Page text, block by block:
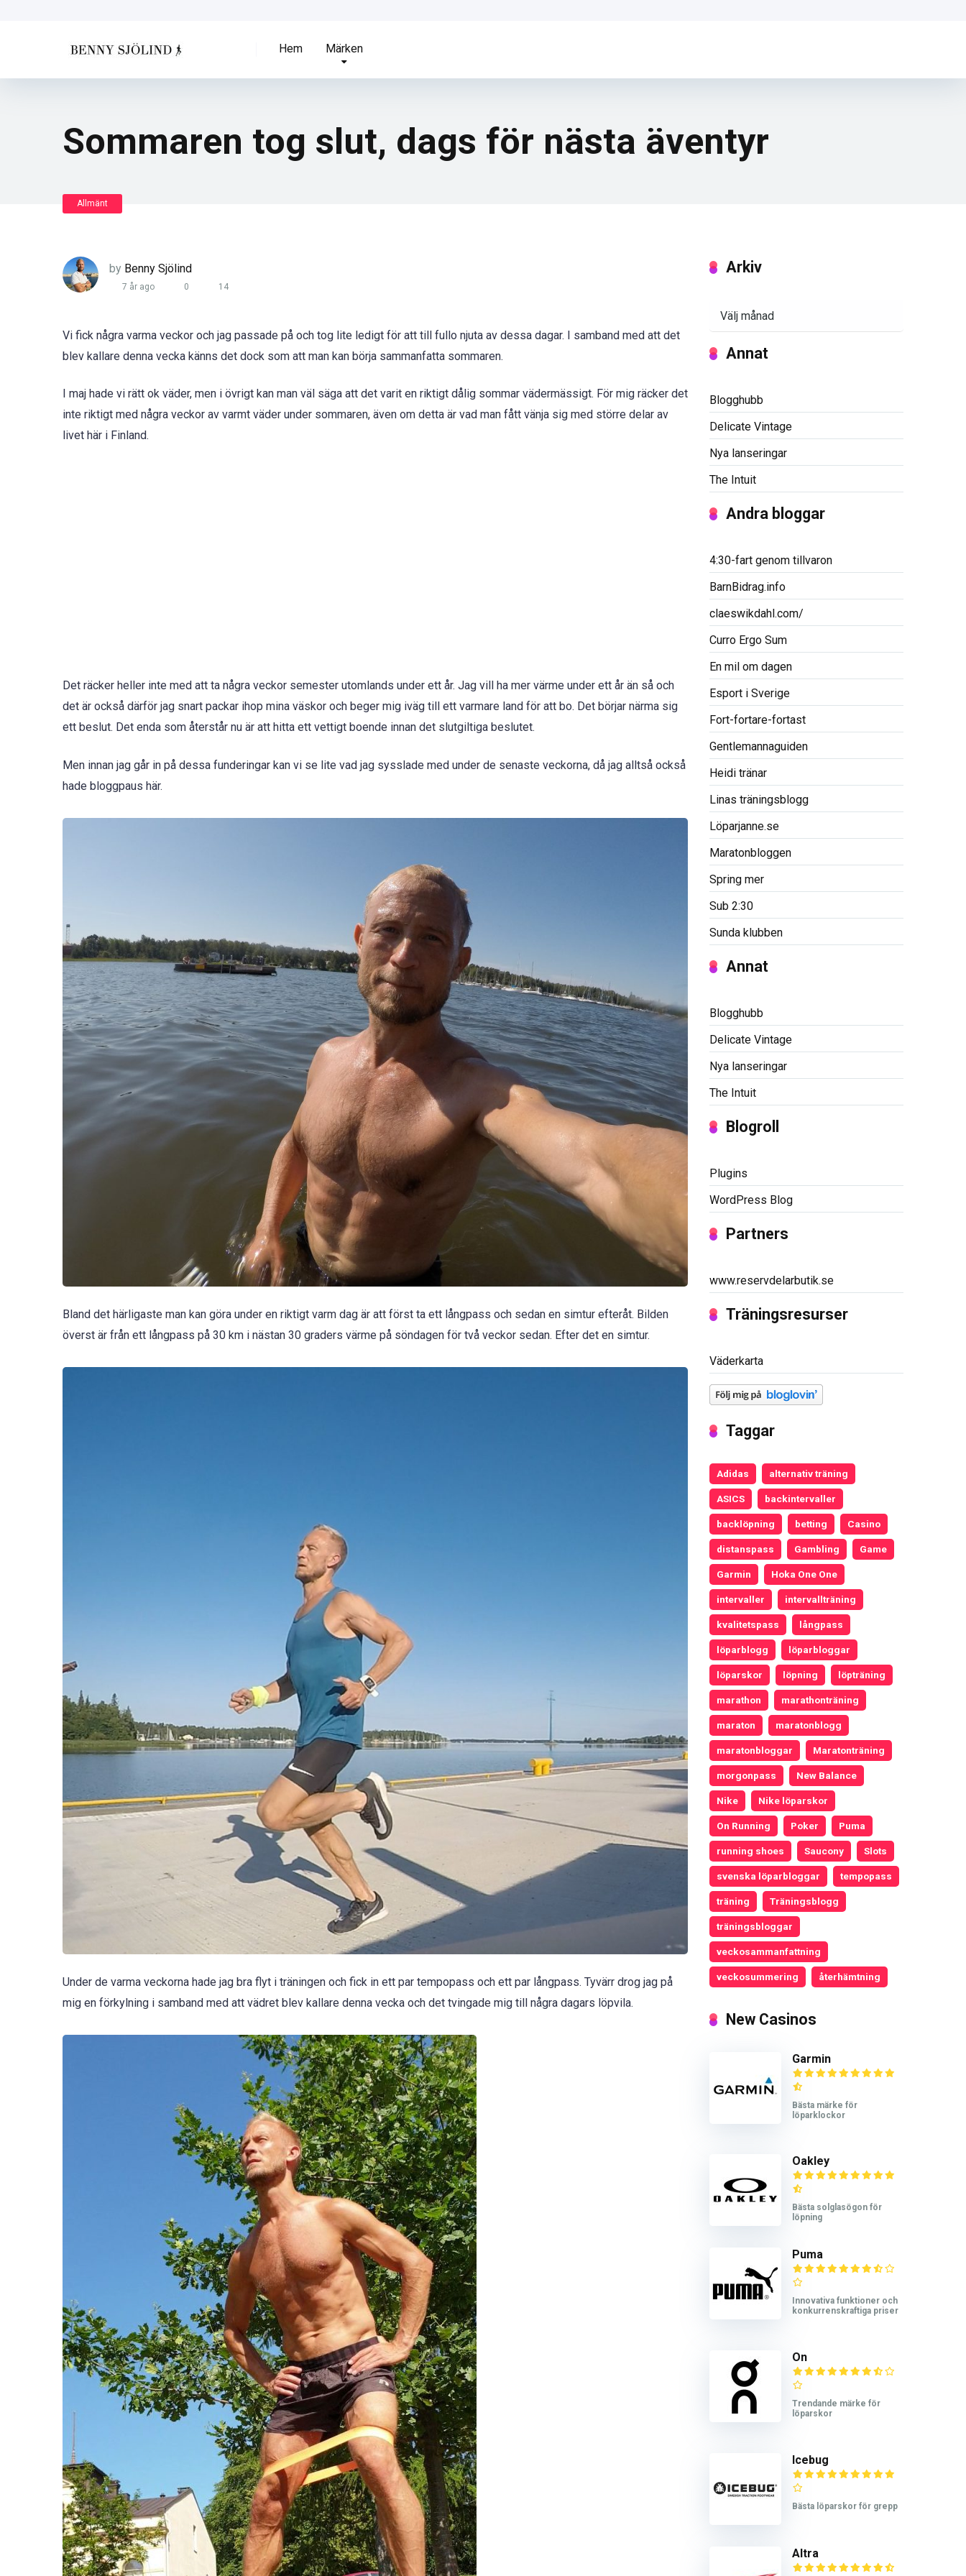
Hem Märken
Sommaren tog slut, dags för nästa äventyr
Allmänt
by Benny Sjölind
7 år ago 0 14
Vi fick några varma veckor och jag passade på och tog lite ledigt för att till fullo njuta av dessa dagar. I samband med att det
blev kallare denna vecka känns det dock som att man kan börja sammanfatta sommaren.
I maj hade vi rätt ok väder, men i övrigt kan man väl säga att det varit en riktigt dålig sommar vädermässigt. För mig räcker det
inte riktigt med några veckor av varmt väder under sommaren, även om detta är vad man fått vänja sig med större delar av
livet här i Finland.
Det räcker heller inte med att ta några veckor semester utomlands under ett år. Jag vill ha mer värme under ett år än så och
det är också därför jag snart packar ihop mina väskor och beger mig iväg till ett varmare land för att bo. Det börjar närma sig
ett beslut. Det enda som återstår nu är att hitta ett vettigt boende innan det slutgiltiga beslutet.
Men innan jag går in på dessa funderingar kan vi se lite vad jag sysslade med under de senaste veckorna, då jag alltså också
hade bloggpaus här.
Bland det härligaste man kan göra under en riktigt varm dag är att först ta ett långpass och sedan en simtur efteråt. Bilden
överst är från ett långpass på 30 km i nästan 30 graders värme på söndagen för två veckor sedan. Efter det en simtur.
Under de varma veckorna hade jag bra flyt i träningen och fick in ett par tempopass och ett par långpass. Tyvärr drog jag på
mig en förkylning i samband med att vädret blev kallare denna vecka och det tvingade mig till några dagars löpvila.
Arkiv
Annat
Blogghubb
Delicate Vintage
Nya lanseringar
The Intuit
Andra bloggar
4:30-fart genom tillvaron
BarnBidrag.info
claeswikdahl.com/
Curro Ergo Sum
En mil om dagen
Esport i Sverige
Fort-fortare-fortast
Gentlemannaguiden
Heidi tränar
Linas träningsblogg
Löparjanne.se
Maratonbloggen
Spring mer
Sub 2:30
Sunda klubben
Annat
Blogghubb
Delicate Vintage
Nya lanseringar
The Intuit
Blogroll
Plugins
WordPress Blog
Partners
www.reservdelarbutik.se
Träningsresurser
Väderkarta
Taggar
Adidas alternativ träning
ASICS backintervaller
backlöpning betting Casino
distanspass Gambling Game
Garmin Hoka One One
intervaller intervallträning
kvalitetspass långpass
löparblogg löparbloggar
löparskor löpning löpträning
marathon marathonträning
maraton maratonblogg
maratonbloggar Maratonträning
morgonpass New Balance
Nike Nike löparskor
On Running Poker Puma
running shoes Saucony Slots
svenska löparbloggar tempopass
träning Träningsblogg
träningsbloggar
veckosammanfattning
veckosummering återhämtning
New Casinos
Garmin
Bästa märke för
löparklockor
Oakley
Bästa solglasögon för
löpning
Puma
Innovativa funktioner och
konkurrenskraftiga priser
On
Trendande märke för
löparskor
Icebug
Bästa löparskor för grepp
Altra